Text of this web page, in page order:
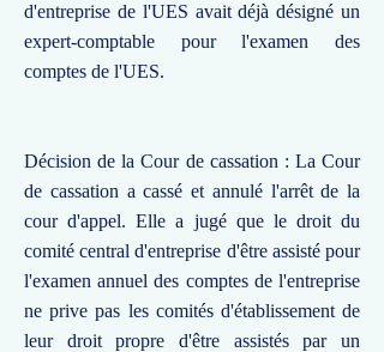
d'entreprise de l'UES avait déjà désigné un
expert-comptable pour l'examen des
comptes de l'UES.
Décision de la Cour de cassation : La Cour
de cassation a cassé et annulé l'arrêt de la
cour d'appel. Elle a jugé que le droit du
comité central d'entreprise d'être assisté pour
l'examen annuel des comptes de l'entreprise
ne prive pas les comités d'établissement de
leur droit propre d'être assistés par un